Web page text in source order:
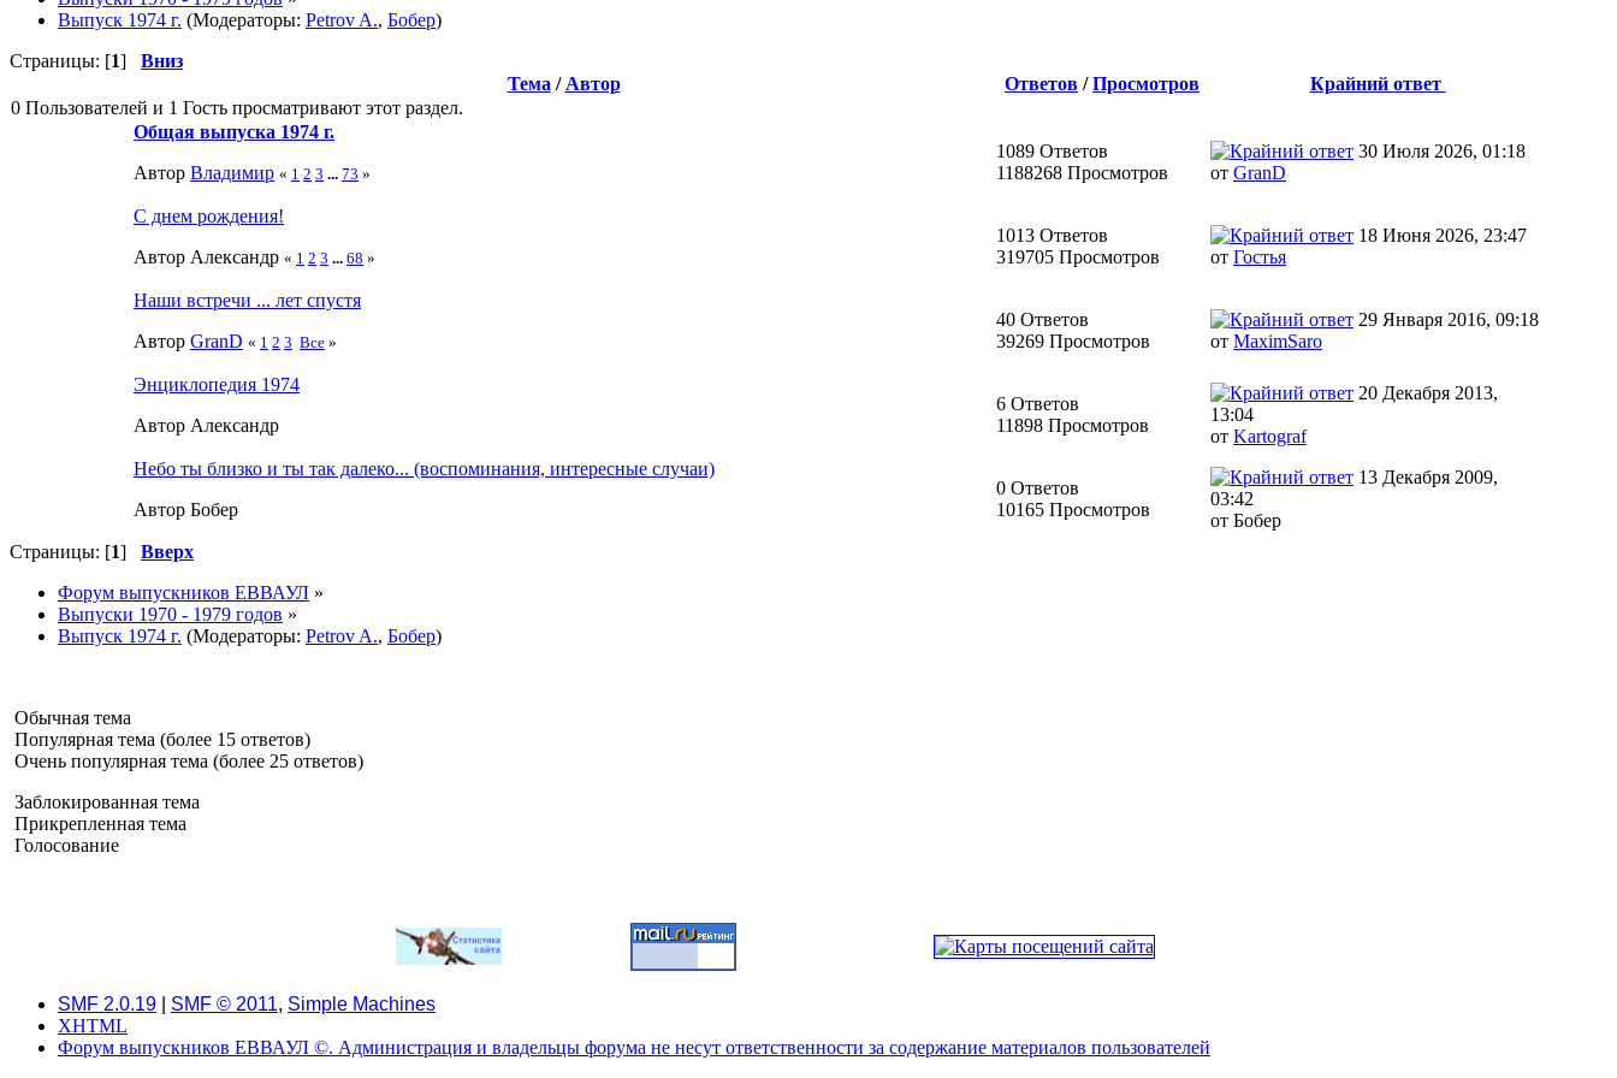
Выпуск 1974 г. (Модераторы: Petrov A., Бобер)
Страницы: [1] Вниз
Тема / Автор Ответов /Просмотров
Крайний ответ
0 Пользователей и 1 Гость просматривают этот раздел.
Общая выпуска 1974 г.
Автор Влaдимир « 1 2 3 ... 73 »
1089 Ответов
1188268 Просмотров
30 Июля 2026, 01:18
от GranD
С днем рождения!
Автор Александр « 1 2 3 ... 68 »
1013 Ответов
319705 Просмотров
18 Июня 2026, 23:47
от Гостья
Наши встречи ... лет спустя
Автор GranD « 1 2 3 Все »
40 Ответов
39269 Просмотров
29 Января 2016, 09:18
от MaximSaro
Энциклопедия 1974
Автор Александр
6 Ответов
11898 Просмотров
20 Декабря 2013,
13:04
от Kartograf
Небо ты близко и ты так далеко... (воспоминания, интересные случаи)
Автор Бобер
0 Ответов
10165 Просмотров
13 Декабря 2009,
03:42
от Бобер
Страницы: [1] Вверх
Форум выпускников ЕВВАУЛ »
Выпуски 1970 - 1979 годов »
Выпуск 1974 г. (Модераторы: Petrov A., Бобер)
Обычная тема
Популярная тема (более 15 ответов)
Очень популярная тема (более 25 ответов)
Заблокированная тема
Прикрепленная тема
Голосование
SMF 2.0.19 SMF © 2011, Simple Machines
XHTML
Форум выпускников ЕВВАУЛ ©. Администрация и владельцы форума не несут ответственности за содержание материалов пользователей